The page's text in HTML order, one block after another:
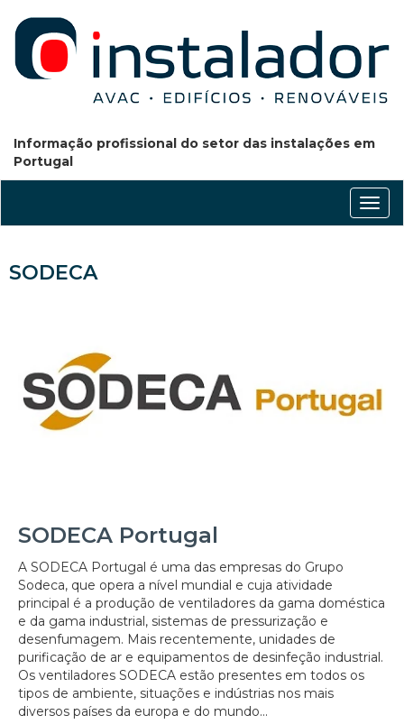
Informação profissional do setor das instalações em
Portugal
SODECA
SODECA Portugal
A SODECA Portugal é uma das empresas do Grupo
Sodeca, que opera a nível mundial e cuja atividade
principal é a produção de ventiladores da gama doméstica
e da gama industrial, sistemas de pressurização e
desenfumagem. Mais recentemente, unidades de
purificação de ar e equipamentos de desinfeção industrial.
Os ventiladores SODECA estão presentes em todos os
tipos de ambiente, situações e indústrias nos mais
diversos países da europa e do mundo...